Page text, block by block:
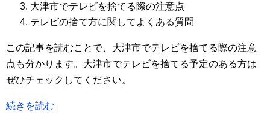
大津市でテレビを捨てる際の注意点
テレビの捨て方に関してよくある質問
この記事を読むことで、大津市でテレビを捨てる際の注意
点も分かります。大津市でテレビを捨てる予定のある方は
ぜひチェックしてください。
続きを読む